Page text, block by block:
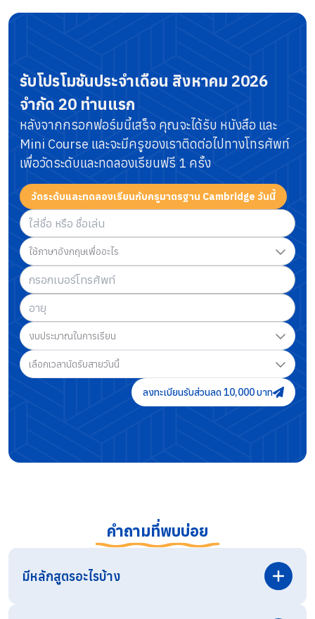
รับโปรโมชันประจำเดือน สิงหาคม 2026
จำกัด 20 ท่านแรก
หลังจากกรอกฟอร์มนี้เสร็จ คุณจะได้รับ หนังสือ และ
Mini Course และจะมีครูของเราติดต่อไปทางโทรศัพท์
เพื่อวัดระดับและทดลองเรียนฟรี 1 ครั้ง
วัดระดับและทดลองเรียนกับครูมาตรฐาน Cambridge วันนี้
ใช้ภาษาอังกฤษเพื่ออะไร
งบประมาณในการเรียน
เลือกเวลานัดรับสายวันนี้
ลงทะเบียนรับส่วนลด 10,000 บาท
คำถามที่พบบ่อย
มีหลักสูตรอะไรบ้าง